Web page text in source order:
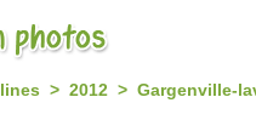
> 2012 > Gargenville-